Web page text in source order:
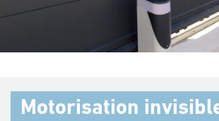
Motorisation